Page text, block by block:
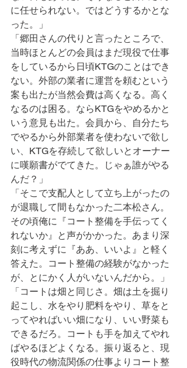
に任せられない。ではどうするかとな
った。」
「郷田さんの代りと言ったところで、
当時ほとんどの会員はまだ現役で仕事
をしているから日頃KTGのことはでき
ない。外部の業者に運営を頼むという
案も出たが当然会費は高くなる。高く
なるのは困る。ならKTGをやめるかと
いう意見も出た。会員から、自分たち
でやるから外部業者を使わないで欲し
い、KTGを存続して欲しいとオーナー
に嘆願書がでてきた。じゃぁ誰がやる
んだ？」
「そこで支配人として立ち上がったの
が退職して間もなかった二本松さん。
その頃俺に『コート整備を手伝ってく
れないか』と声がかかった。あまり深
刻に考えずに『ああ、いいよ』と軽く
答えた。コート整備の経験がなかった
が、とにかく人がいないんだから。」
「コートは畑と同じさ。畑は土を掘り
起こし、水をやり肥料をやり、草をと
ってやればいい畑になり、いい野菜も
できるだろ。コートも手を加えてやれ
ばやるほどよくなる。振り返ると、現
役時代の物流関係の仕事よりコート整